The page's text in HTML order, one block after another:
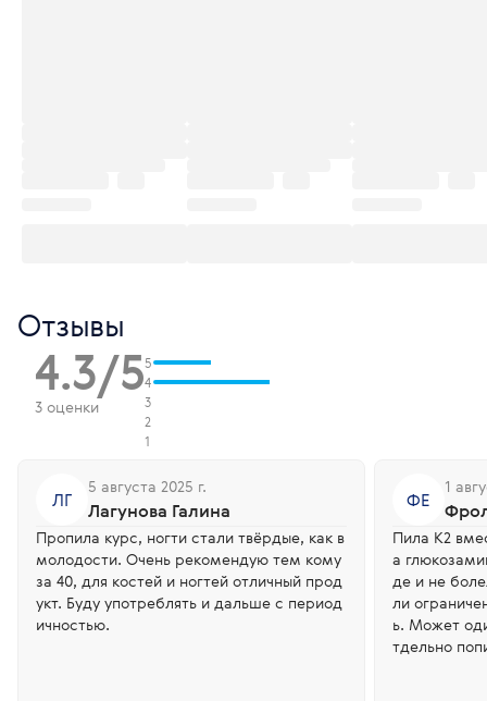
Отзывы
4.3/5
3 оценки
5
4
3
2
1
ЛГ
5 августа 2025 г.
Лагунова Галина
Пропила курс, ногти стали твёрдые, как в
молодости. Очень рекомендую тем кому
за 40, для костей и ногтей отличный прод
укт. Буду употреблять и дальше с период
ичностью.
ФЕ
1
Пила K2
а
де и не
ли
ь. Может
тдельно